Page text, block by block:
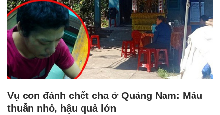
Vụ con đánh chết cha ở Quảng Nam: Mâu
thuẫn nhỏ, hậu quả lớn